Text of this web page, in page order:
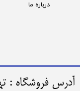
درباره ما
​​آدرس فروشگاه :